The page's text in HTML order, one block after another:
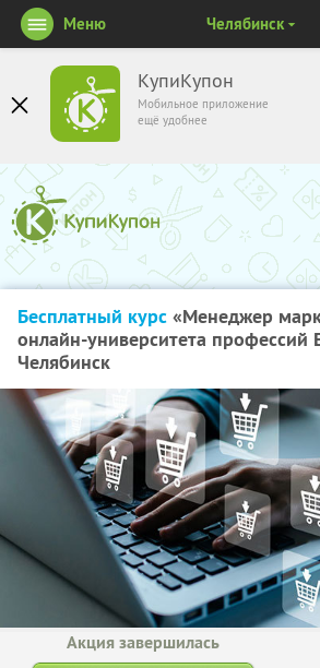
КупиКупон
Мобильное приложение
ещё удобнее
Меню Челябинск
Бесплатный курс «Менеджер
онлайн-университета профессий
Челябинск
Акция завершилась